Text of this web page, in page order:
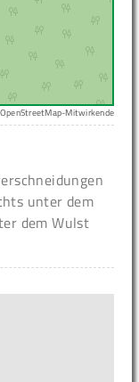
Mitwirkende
unter dem
dem Wulst